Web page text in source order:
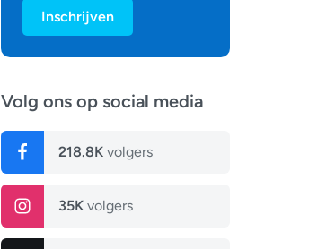
Inschrijven
Volg ons op social media
218.8K volgers
35K volgers